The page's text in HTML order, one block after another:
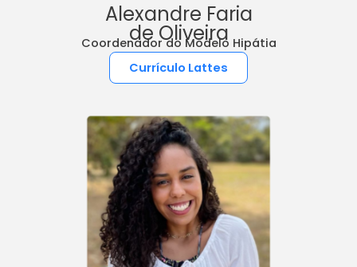
Alexandre Faria
de Oliveira
Coordenador do Modelo Hipátia
Currículo Lattes